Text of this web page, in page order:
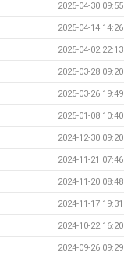
2025-04-30 09:55
2025-04-14 14:26
2025-04-02 22:13
2025-03-28 09:20
2025-03-26 19:49
2025-01-08 10:40
2024-12-30 09:20
2024-11-21 07:46
2024-11-20 08:48
2024-11-17 19:31
2024-10-22 16:20
2024-09-26 09:29